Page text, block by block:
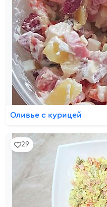
Оливье с курицей
29